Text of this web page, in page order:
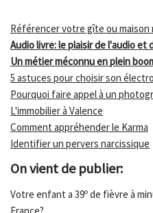
Référencer votre gîte ou maison
Audio livre: le plaisir de l'audio et
Un métier méconnu en plein
5 astuces pour choisir son
Pourquoi faire appel à un
L'immobilier à Valence
Comment appréhender le Karma
Identifier un pervers narcissique
On vient de publier:
Votre enfant a 39º de fièvre à